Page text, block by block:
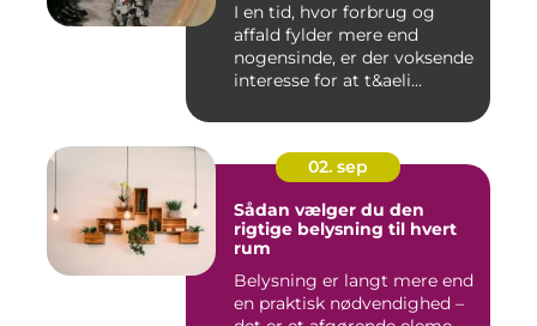
I en tid, hvor forbrug og
affald fylder mere end
nogensinde, er der voksende
interesse for at t&aeli...
02. sep
Sådan vælger du den
rigtige belysning til hvert
rum
Belysning er langt mere end
en praktisk nødvendighed –